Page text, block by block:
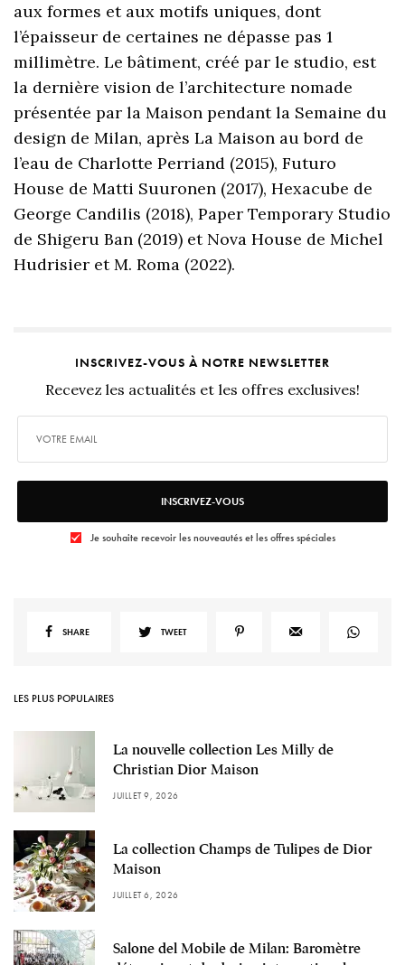
aux formes et aux motifs uniques, dont
l’épaisseur de certaines ne dépasse pas 1
millimètre. Le bâtiment, créé par le studio, est
la dernière vision de l’architecture nomade
présentée par la Maison pendant la Semaine du
design de Milan, après La Maison au bord de
l’eau de Charlotte Perriand (2015), Futuro
House de Matti Suuronen (2017), Hexacube de
George Candilis (2018), Paper Temporary Studio
de Shigeru Ban (2019) et Nova House de Michel
Hudrisier et M. Roma (2022).
INSCRIVEZ-VOUS À NOTRE NEWSLETTER
Recevez les actualités et les offres exclusives!
INSCRIVEZ-VOUS
Je souhaite recevoir les nouveautés et les offres spéciales
SHARE TWEET
LES PLUS POPULAIRES
La nouvelle collection Les Milly de
Christian Dior Maison
JUILLET 9, 2026
La collection Champs de Tulipes de Dior
Maison
JUILLET 6, 2026
Salone del Mobile de Milan: Baromètre